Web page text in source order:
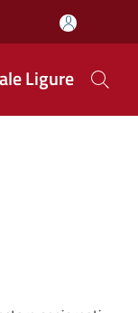
Ligure